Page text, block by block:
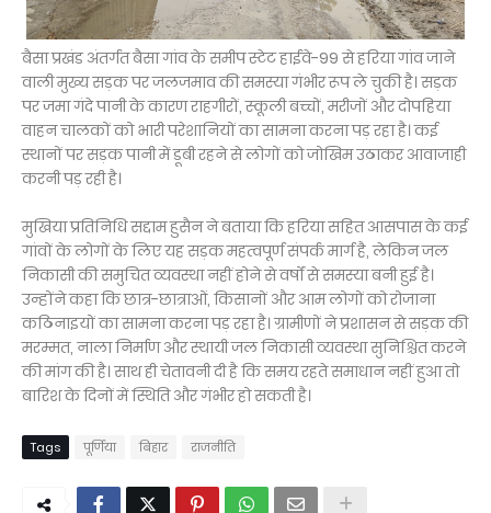
बैसा प्रखंड अंतर्गत बैसा गांव के समीप स्टेट हाईवे-99 से हरिया गांव जाने
वाली मुख्य सड़क पर जलजमाव की समस्या गंभीर रूप ले चुकी है। सड़क
पर जमा गंदे पानी के कारण राहगीरों, स्कूली बच्चों, मरीजों और दोपहिया
वाहन चालकों को भारी परेशानियों का सामना करना पड़ रहा है। कई
स्थानों पर सड़क पानी में डूबी रहने से लोगों को जोखिम उठाकर आवाजाही
करनी पड़ रही है।
मुखिया प्रतिनिधि सद्दाम हुसैन ने बताया कि हरिया सहित आसपास के कई
गांवों के लोगों के लिए यह सड़क महत्वपूर्ण संपर्क मार्ग है, लेकिन जल
निकासी की समुचित व्यवस्था नहीं होने से वर्षों से समस्या बनी हुई है।
उन्होंने कहा कि छात्र-छात्राओं, किसानों और आम लोगों को रोजाना
कठिनाइयों का सामना करना पड़ रहा है। ग्रामीणों ने प्रशासन से सड़क की
मरम्मत, नाला निर्माण और स्थायी जल निकासी व्यवस्था सुनिश्चित करने
की मांग की है। साथ ही चेतावनी दी है कि समय रहते समाधान नहीं हुआ तो
बारिश के दिनों में स्थिति और गंभीर हो सकती है।
Tags पूर्णिया बिहार राजनीति